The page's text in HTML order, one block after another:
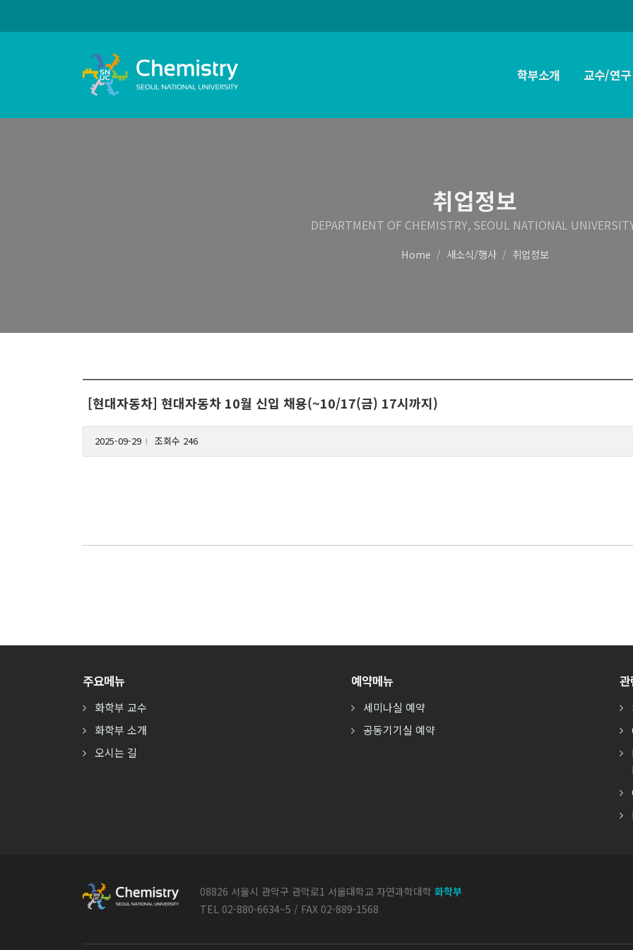
학부소개 교수/연구
취업정보
DEPARTMENT OF CHEMISTRY, SEOUL NATIONAL
Home 새소식/행사 취업정보
[현대자동차] 현대자동차 10월 신입 채용(~10/17(금) 17시까지)
2025-09-29 조회수 246
주요메뉴
화학부 교수
화학부 소개
오시는 길
예약메뉴
세미나실 예약
공동기기실 예약
08826 서울시 관악구 관악로1 서울대학교 자연과학대학화학부
TEL 02-880-6634~5 / FAX 02-889-1568